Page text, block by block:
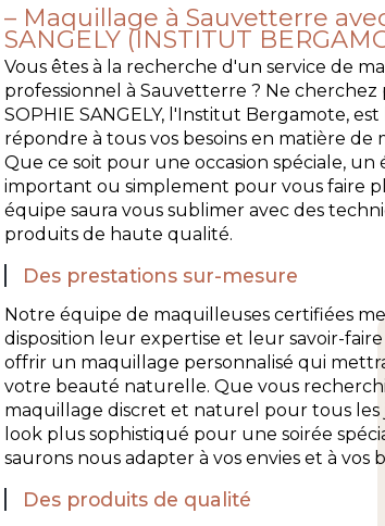
Maquillage à Sauvetterre
SANGELY (INSTITUT
Vous êtes à la recherche d'un service de
professionnel à Sauvetterre ? Ne cherchez
SOPHIE SANGELY, l'Institut Bergamote,
répondre à tous vos besoins en matière de
Que ce soit pour une occasion spéciale, un
important ou simplement pour vous faire
équipe saura vous sublimer avec des
produits de haute qualité.
Des prestations sur-mesure
Notre équipe de maquilleuses certifiées
disposition leur expertise et leur savoir-
offrir un maquillage personnalisé qui
votre beauté naturelle. Que vous
maquillage discret et naturel pour tous les
look plus sophistiqué pour une soirée
saurons nous adapter à vos envies et à vos
Des produits de qualité